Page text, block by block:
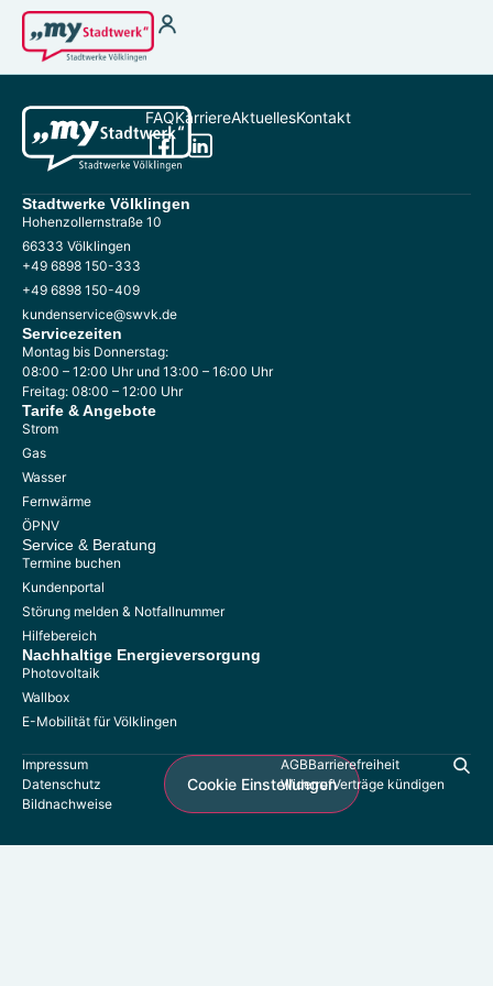
Strom
Strom zu Börsenpreisen
Heizstrom
Ladestrom
Stromkennzeichung
Gas
Fernwärme
Vermieter
THG-Quoten
Kundenservice
Terminbuchung
Hilfebereich
Energiespartipps
Energieausweis
Zählerablesung
FAQ
Kontakt
Umzugsservice
Formulare
Kontakt
Photovoltaik
Referenzen
Wallboxen
E-Mobilität für Völklingen
FAQKarriereAktuellesKontakt
Stadtwerke Völklingen
Hohenzollernstraße 10
66333 Völklingen
+49 6898 150-333
+49 6898 150-409
kundenservice@swvk.de
Servicezeiten
Montag bis Donnerstag:
08:00 – 12:00 Uhr und 13:00 – 16:00 Uhr
Freitag: 08:00 – 12:00 Uhr
Tarife & Angebote
Strom
Gas
Wasser
Fernwärme
ÖPNV
Service & Beratung
Termine buchen
Kundenportal
Störung melden & Notfallnummer
Hilfebereich
Nachhaltige Energieversorgung
Photovoltaik
Wallbox
E-Mobilität für Völklingen
Impressum
Datenschutz
Bildnachweise
Cookie Einstellungen
AGBBarrierefreiheit
WiderrufVerträge kündigen